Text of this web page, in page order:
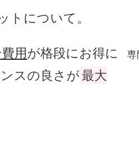
専
トについて。
用が格段にお得に
スの良さが最大